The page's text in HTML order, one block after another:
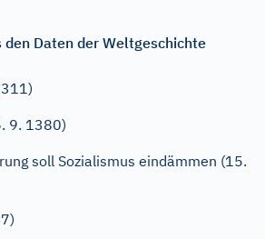
Daten der Weltgeschichte
9. 1380)
soll Sozialismus eindämmen (15.